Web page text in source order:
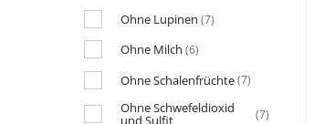
Ohne Lupinen (7)
Ohne Milch (6)
Ohne Schalenfrüchte(7)
Ohne Schwefeldioxid
und Sulfit (7)